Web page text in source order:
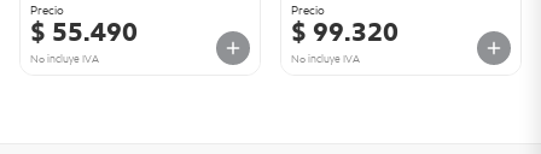
Precio
$ 55.490
No incluye IVA
Precio
$ 99.320
No incluye IVA